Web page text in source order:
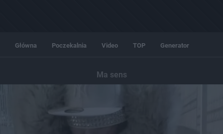
Główna Poczekalnia Video TOP Generator
Ma sens